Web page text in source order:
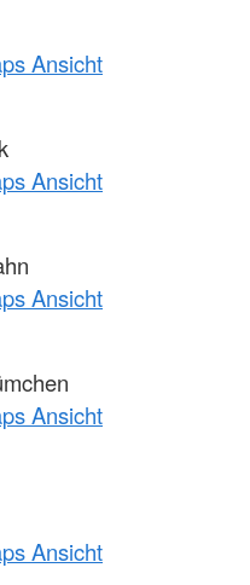
Ansicht
Ansicht
Ansicht
Ansicht
Ansicht